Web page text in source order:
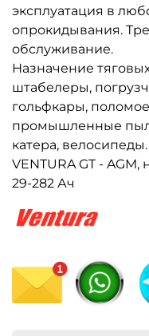
эксплуатация в
опрокидывания.
обслуживание.
Назначение
штабелеры,
гольфкары,
промышленные
катера, велосипеды.
VENTURA GT -
29-282 Ач